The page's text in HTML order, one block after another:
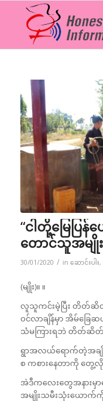
“ငါတို့မြေပြ
တောင်သူအမျို
30/01/2020 / in ဆောင်းပါး,
(မျိုး)။ ။
လူသူကင်းမဲ့ပြီး တိတ်ဆိတ်
ဝင်လာချိန်မှာ အိမ်ခ
သံမကြားရဘဲ တိတ်ဆိတ်
ရွာအလယ်ရောက်တဲ့အချိ
စ ကစားနေတာကို တွေ့
အဲဒီကလေးတွေအနားမှာ
အမျိုးသမီးသုံးယော